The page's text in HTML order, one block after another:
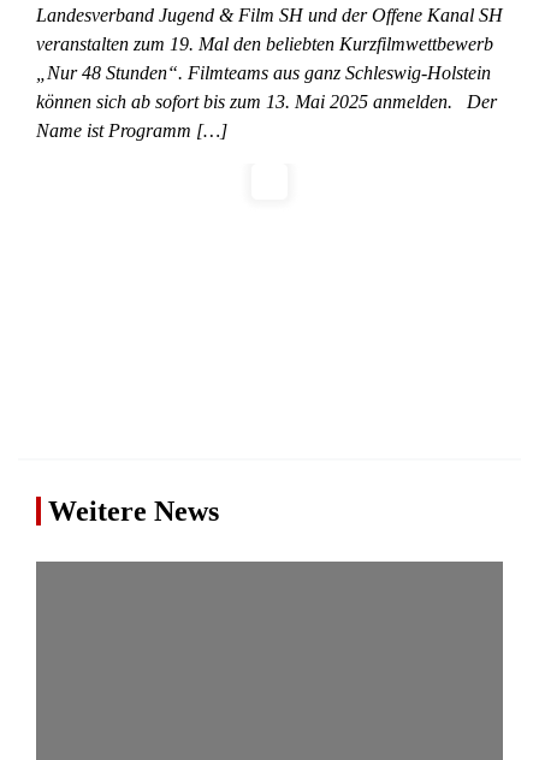
Landesverband Jugend & Film SH und der Offene Kanal SH
veranstalten zum 19. Mal den beliebten Kurzfilmwettbewerb
„Nur 48 Stunden“. Filmteams aus ganz Schleswig-Holstein
können sich ab sofort bis zum 13. Mai 2025 anmelden. Der
Name ist Programm […]
Weitere News